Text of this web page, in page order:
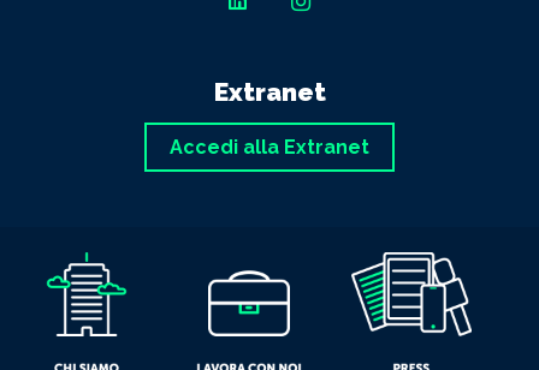
Extranet
Accedi alla Extranet